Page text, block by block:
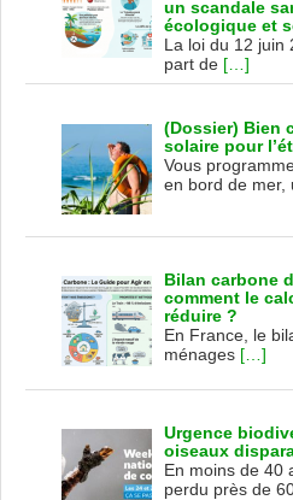
un scandale
écologique et
La loi du 12 juin
part de […]
(Dossier) Bien
solaire pour
Vous
en bord de mer,
Bilan carbone
comment le
réduire ?
En France, le
ménages […]
Urgence
oiseaux
En moins de 40
perdu près de